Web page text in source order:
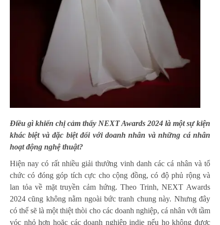
Điều gì khiến chị cảm thấy NEXT Awards 2024 là một sự kiện
khác biệt và đặc biệt đối với doanh nhân và những cá nhân
hoạt động nghệ thuật?
Hiện nay có rất nhiều giải thưởng vinh danh các cá nhân và tổ
chức có đóng góp tích cực cho cộng đồng, có độ phủ rộng và
lan tỏa về mặt truyền cảm hứng. Theo Trinh, NEXT Awards
2024 cũng không nằm ngoài bức tranh chung này. Nhưng đây
có thể sẽ là một thiệt thòi cho các doanh nghiệp, cá nhân với tầm
vóc nhỏ hơn hoặc các doanh nghiêp indie nếu họ không được